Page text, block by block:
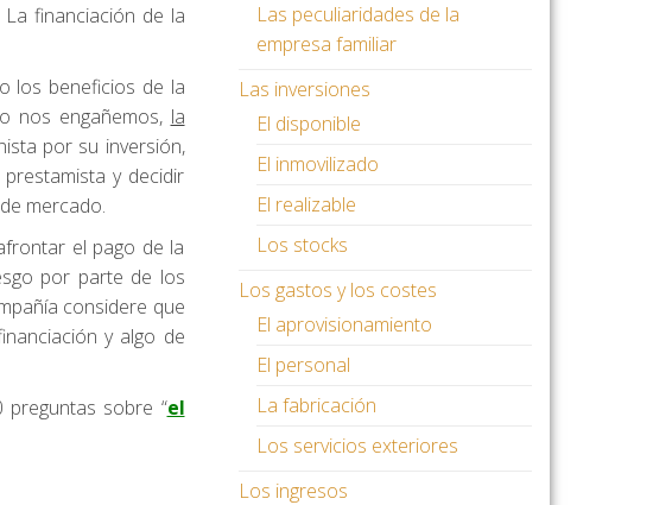
La financiación de la
los beneficios de la
nos engañemos, la
por su inversión,
y decidir
mercado.
el pago de la
por parte de los
considere que
y algo de
preguntas sobre “el
Las peculiaridades de la
empresa familiar
Las inversiones
El disponible
El inmovilizado
El realizable
Los stocks
Los gastos y los costes
El aprovisionamiento
El personal
La fabricación
Los servicios exteriores
Los ingresos